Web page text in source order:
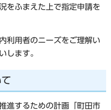
をふまえた上で指定申請を
利用者のニーズをご理解い
します。
進するための計画「町田市